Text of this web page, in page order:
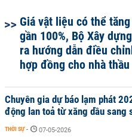
Giá vật liệu có thể tăng
gần 100%, Bộ Xây dựng
ra hướng dẫn điều
hợp đồng cho nhà thầu
Chuyên gia dự báo lạm phát
động lan toả từ xăng dầu sang
THỜI SỰ - 07-05-2026